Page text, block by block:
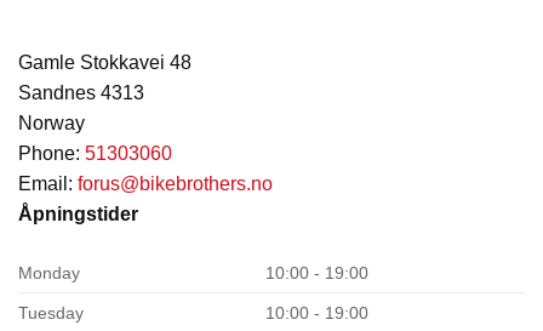
Gamle Stokkavei 48
Sandnes 4313
Norway
Phone: 51303060
Email: forus@bikebrothers.no
Åpningstider
Monday 10:00 - 19:00
Tuesday 10:00 - 19:00